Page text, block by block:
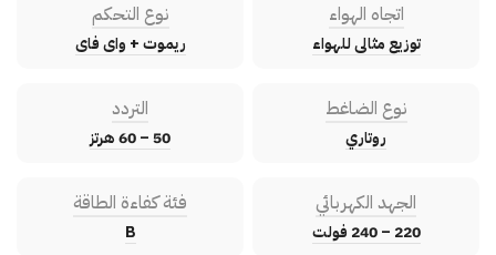
اتجاه الهواء
توزيع مثالى للهواء
نوع التحكم
ريموت + واى فاى
نوع الضاغط
روتاري
التردد
50 – 60 هرتز
الجهد الكهربائي
220 – 240 فولت
فئة كفاءة الطاقة
B